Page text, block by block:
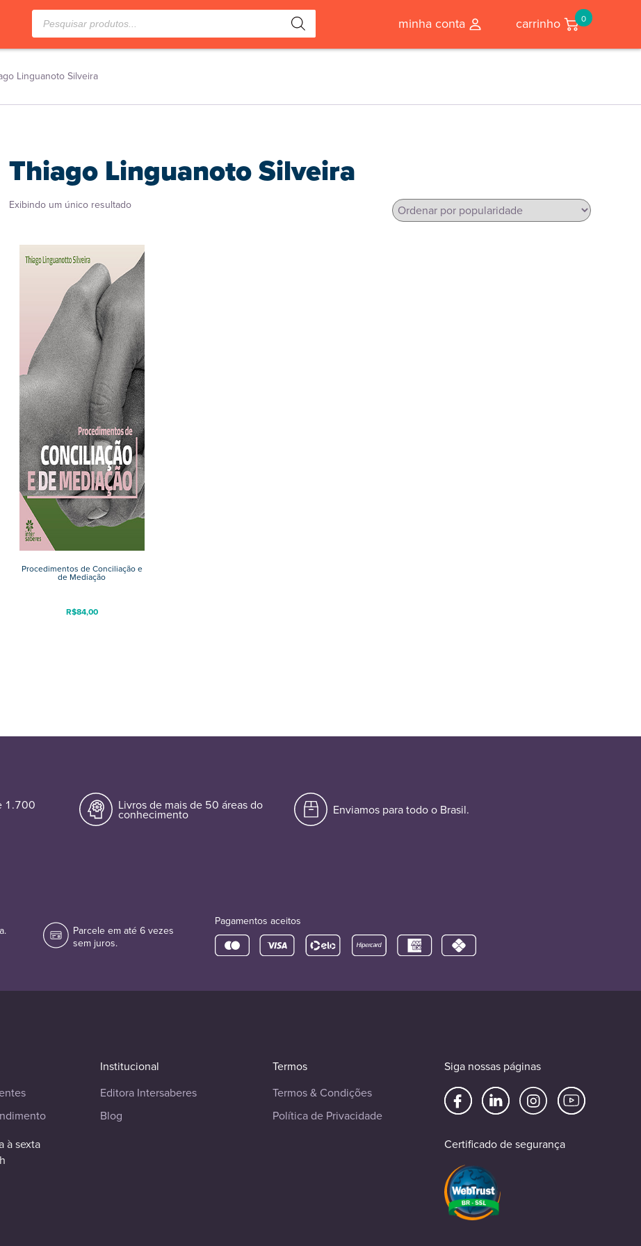
Pesquisar
produtos minha conta carrinho 0
Linguanoto Silveira
Thiago Linguanoto Silveira
Exibindo um único resultado
Procedimentos de Conciliação e
de Mediação
R$84,00
1.700 Livros de mais de 50 áreas do
conhecimento Enviamos para todo o Brasil.
Parcele em até 6 vezes
sem juros.
Pagamentos aceitos
à sexta
Institucional
Editora Intersaberes
Blog
Termos
Termos & Condições
Política de Privacidade
Siga nossas páginas
Certificado de segurança